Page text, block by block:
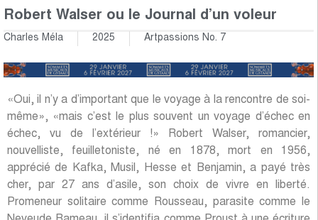
Robert Walser ou le Journal d’un voleur
Charles Méla 2025 Artpassions No. 7
«Oui, il n’y a d’important que le voyage à la rencontre de soi-
même», «mais c’est le plus souvent un voyage d’échec en
échec, vu de l’extérieur !» Robert Walser, romancier,
nouvelliste, feuilletoniste, né en 1878, mort en 1956,
apprécié de Kafka, Musil, Hesse et Benjamin, a payé très
cher, par 27 ans d’asile, son choix de vivre en liberté.
Promeneur solitaire comme Rousseau, parasite comme le